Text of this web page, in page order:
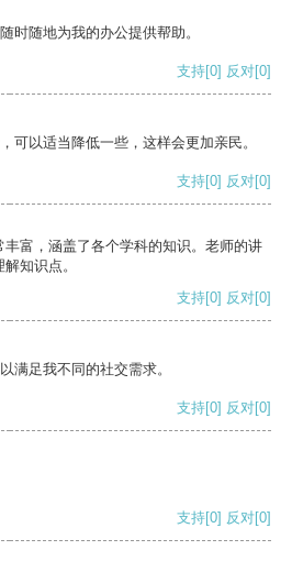
时随地为我的办公提供帮助。
支持[0] 反对[0]
可以适当降低一些，这样会更加亲民。
支持[0] 反对[0]
富，涵盖了各个学科的知识。老师的讲
知识点。
支持[0] 反对[0]
满足我不同的社交需求。
支持[0] 反对[0]
支持[0] 反对[0]